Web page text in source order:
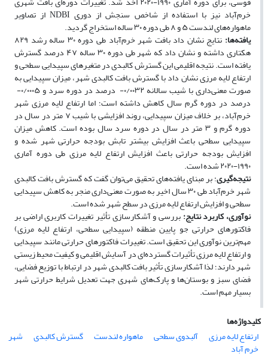
خرم‌آباد نیز با استفاده از شاخص سنجش از دوری NDBI از تصاویر
ماهواره‌های لندست ۵ و ۸ طی دوره ۳۰ ساله استخراج گردید.
یافته‌ها: نتایج نشان داد بافت شهر خرم‌آباد طی دوره ۳۰ ساله رشد ۸۲۹
هکتاری داشته و نشان داد که شهر طی دوره ۳۰ ساله ۴۷ درصد گسترش
یافته است. نتیجه اقلیمی این گسترش کالبدی در متغیرهای سپیدایی سطحی و
ارتفاع لایه مرزی نشان داد با گسترش بافت کالبدی شهر، میزان سپیدایی به
صورت معنی‌داری با شیب سالانه ۰/۰۰۳۲- درصد در دوره سرد و ۰/۰۰۰۵-
درصد در دوره گرم سال کاهش داشته است؛ اما ارتفاع لایه مرزی شهر
خرم‌آباد، بر خلاف میزان سپیدایی، روند افزایشی با شیب ۷ متر در سال در
دوره گرم و ۳ متر در سال در دوره سرد سال بوده است. کاهش میزان
سپیدایی سطحی باعث افزایش بیشتر تابش بودجه حرارتی شهر شده و
افزایش بودجه حرارتی باعث افزایش ارتفاع لایه مرزی طی دوره آماری
۱۹۹۰-۲۰۲۰ شده است.
نتیجه‌گیری: بر مبنای یافته‌های تحقیق می‌توان گفت که گسترش بافت کالبدی
شهر خرم‌آباد طی ۳۰ سال اخیر به صورت معنی‌داری منجر به کاهش سپیدایی
سطحی و افزایش ارتفاع لایه مرزی در سطح شهر شده است.
نوآوری، کاربرد نتایج:بررسی و آشکارسازی تأثیر تغییرات کاربری اراضی بر
فاکتورهای حرارتی جو پایین منطقه (سپیدایی سطحی، ارتفاع لایه مرزی)
مهم‌ترین نوآوری این تحقیق است. تغییرات فاکتورهای حرارتی مانند سپیدایی
و ارتفاع لایه مرزی تأثیراتگسترده‌ای در آسایش اقلیمی و کیفیت محیط زیستی
شهر دارند؛ لذا آشکارسازی تأثیر بافت کالبدی شهر در ارتباط با توزیع فضایی،
فضای سبز و بوستان‌ها و پارک‌های شهری جهت تعدیل شرایط حرارتی شهر
بسیار مهم است.
کلیدواژه‌ها
ارتفاع لایه مرزی
آلبدوی سطحی ماهواره لندست گسترش کالبدی شهر
خرم آباد